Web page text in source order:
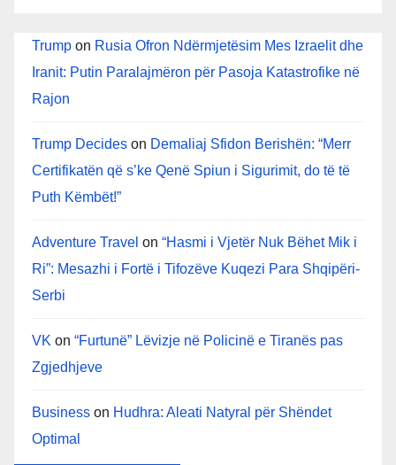
Trump on Rusia Ofron Ndërmjetësim Mes Izraelit dhe
Iranit: Putin Paralajmëron për Pasoja Katastrofike në
Rajon
Trump Decides on Demaliaj Sfidon Berishën: “Merr
Certifikatën që s’ke Qenë Spiun i Sigurimit, do të të
Puth Këmbët!”
Adventure Travel on “Hasmi i Vjetër Nuk Bëhet Mik i
Ri”: Mesazhi i Fortë i Tifozëve Kuqezi Para Shqipëri-
Serbi
VK on “Furtunë” Lëvizje në Policinë e Tiranës pas
Zgjedhjeve
Business on Hudhra: Aleati Natyral për Shëndet
Optimal